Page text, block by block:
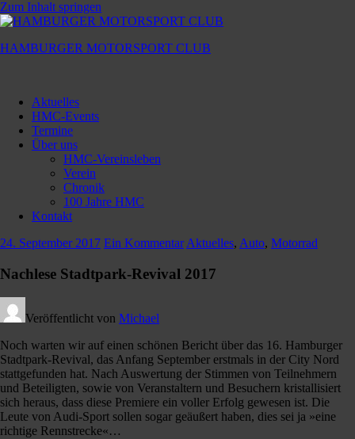
Zum Inhalt springen
HAMBURGER MOTORSPORT CLUB
Motorsport
Club
Aktuelles
HMC-Events
Termine
Über uns
HMC-Vereinsleben
Verein
Chronik
100 Jahre HMC
Kontakt
24. September 2017 Ein Kommentar Aktuelles, Auto, Motorrad
Nachlese Stadtpark-Revival 2017
Veröffentlicht von Michael
Noch warten wir auf einen schönen Bericht über das 16. Hamburger
Stadtpark-Revival, das Anfang September erstmals in der City Nord
stattgefunden hat. Nach Auswertung der Stimmen von Teilnehmern
und Beteiligten, sowie von Veranstaltern und Besuchern kristallisiert
sich heraus, dass diese Premiere ein voller Erfolg gewesen ist. Die
Leute von Audi-Sport sollen sogar geäußert haben, dies sei ja »eine
richtige Rennstrecke«…